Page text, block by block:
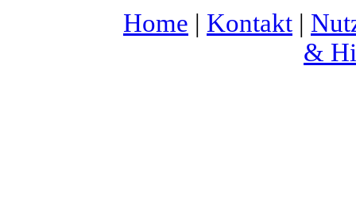
Home | Kontakt |
&